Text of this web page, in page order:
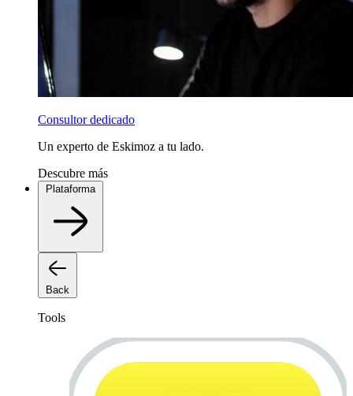
Consultor dedicado
Un experto de Eskimoz a tu lado.
Descubre más
Plataforma
Back
Tools